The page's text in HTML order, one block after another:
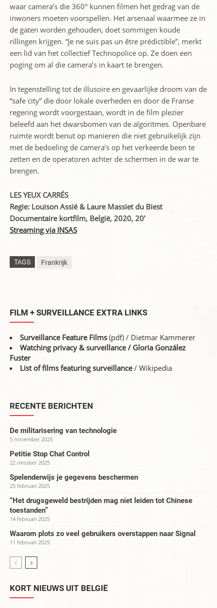
waar camera’s die 360° kunnen filmen het gedrag van de
inwoners moeten voorspellen. Het arsenaal waarmee ze in
de gaten worden gehouden, doet sommigen koude
rillingen krijgen. “Je ne suis pas un être prédictible”, merkt
een lid van het collectief Technopolice op. Ze doen een
poging om al die camera’s in kaart te brengen.
In tegenstelling tot de illusoire en gevaarlijke droom van de
“safe city” die door lokale overheden en door de Franse
regering wordt voorgestaan, wordt in de film plezier
beleefd aan het dwarsbomen van de algoritmes. Openbare
ruimte wordt benut op manieren die niet gebruikelijk zijn
met de bedoeling de camera’s op het verkeerde been te
zetten en de operatoren achter de schermen in de war te
brengen.
LES YEUX CARRÉS
Regie: Louison Assié & Laure Massiet du Biest
Documentaire kortfilm, België, 2020, 20′
Streaming via INSAS
TAGS Frankrijk
FILM + SURVEILLANCE EXTRA LINKS
Surveillance Feature Films (pdf) / Dietmar Kammerer
Watching privacy & surveillance/ Gloria González
Fuster
List of films featuring surveillance/ Wikipedia
RECENTE BERICHTEN
De militarisering van technologie
5 november 2025
Petitie Stop Chat Control
22 oktober 2025
Spelenderwijs je gegevens beschermen
25 februari 2025
“Het drugsgeweld bestrijden mag niet leiden tot Chinese
toestanden”
14 februari 2025
Waarom plots zo veel gebruikers overstappen naar Signal
11 februari 2025
KORT NIEUWS UIT BELGIË